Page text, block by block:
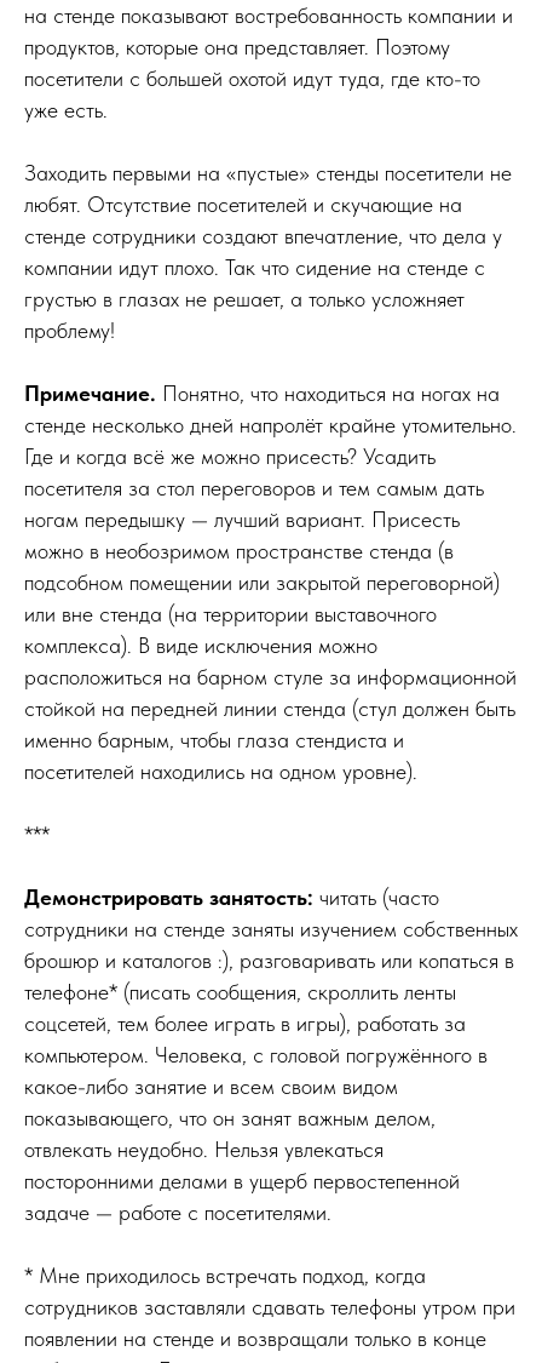
на стенде показывают востребованность компании и
продуктов, которые она представляет. Поэтому
посетители с большей охотой идут туда, где кто-то
уже есть.
Заходить первыми на «пустые» стенды посетители не
любят. Отсутствие посетителей и скучающие на
стенде сотрудники создают впечатление, что дела у
компании идут плохо. Так что сидение на стенде с
грустью в глазах не решает, а только усложняет
проблему!
Примечание. Понятно, что находиться на ногах на
стенде несколько дней напролёт крайне утомительно.
Где и когда всё же можно присесть? Усадить
посетителя за стол переговоров и тем самым дать
ногам передышку — лучший вариант. Присесть
можно в необозримом пространстве стенда (в
подсобном помещении или закрытой переговорной)
или вне стенда (на территории выставочного
комплекса). В виде исключения можно
расположиться на барном стуле за информационной
стойкой на передней линии стенда (стул должен быть
именно барным, чтобы глаза стендиста и
посетителей находились на одном уровне).
***
Демонстрировать занятость: читать (часто
сотрудники на стенде заняты изучением собственных
брошюр и каталогов :), разговаривать или копаться в
телефоне* (писать сообщения, скроллить ленты
соцсетей, тем более играть в игры), работать за
компьютером. Человека, с головой погружённого в
какое-либо занятие и всем своим видом
показывающего, что он занят важным делом,
отвлекать неудобно. Нельзя увлекаться
посторонними делами в ущерб первостепенной
задаче — работе с посетителями.
* Мне приходилось встречать подход, когда
сотрудников заставляли сдавать телефоны утром при
появлении на стенде и возвращали только в конце